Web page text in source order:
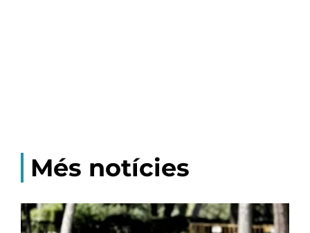
Més notícies